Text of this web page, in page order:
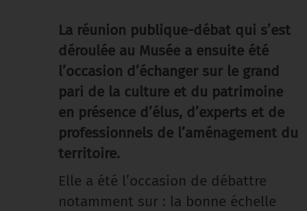
La réunion publique-débat qui s’est
déroulée au Musée a ensuite été
l’occasion d’échanger sur le grand
pari de la culture et du patrimoine
en présence d’élus, d’experts et de
professionnels de l’aménagement du
territoire.
Elle a été l’occasion de débattre
notamment sur : la bonne échelle